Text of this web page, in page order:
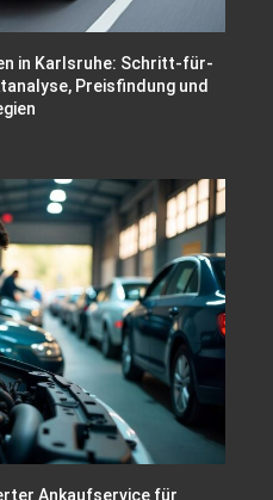
in Karlsruhe: Schritt-für-
Preisfindung und
Ankaufservice für